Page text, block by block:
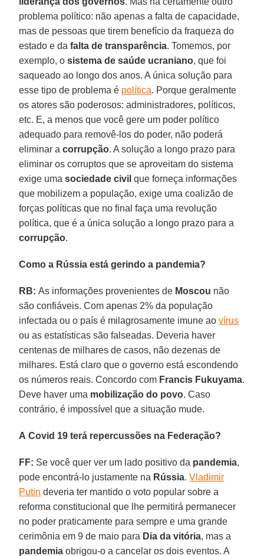
problema político: não apenas a falta de capacidade,
mas de pessoas que tirem benefício da fraqueza do
estado e dafalta de transparência. Tomemos, por
exemplo, osistema de saúde ucraniano, que foi
saqueado ao longo dos anos. A única solução para
esse tipo de problema é política. Porque geralmente
os atores são poderosos: administradores, políticos,
etc. E, a menos que você gere um poder político
adequado para removê-los do poder, não poderá
eliminar acorrupção. A solução a longo prazo para
eliminar os corruptos que se aproveitam do sistema
exige umasociedade civil que forneça informações
que mobilizem a população, exige uma coalizão de
forças políticas que no final faça uma revolução
política, que é a única solução a longo prazo para a
corrupção.
Como a Rússia está gerindo a pandemia?
RB: As informações provenientes de Moscou não
são confiáveis. Com apenas 2% da população
infectada ou o país é milagrosamente imune aovírus
ou as estatísticas são falseadas. Deveria haver
centenas de milhares de casos, não dezenas de
milhares. Está claro que o governo está escondendo
os números reais. Concordo com Francis Fukuyama.
Deve haver uma mobilização do povo. Caso
contrário, é impossível que a situação mude.
A Covid 19 terá repercussões na Federação?
FF: Se você quer ver um lado positivo da pandemia,
pode encontrá-lo justamente na Rússia.Vladimir
Putin deveria ter mantido o voto popular sobre a
reforma constitucional que lhe permitirá permanecer
no poder praticamente para sempre e uma grande
cerimônia em 9 de maio para Dia da vitória, mas a
pandemia obrigou-o a cancelar os dois eventos. A